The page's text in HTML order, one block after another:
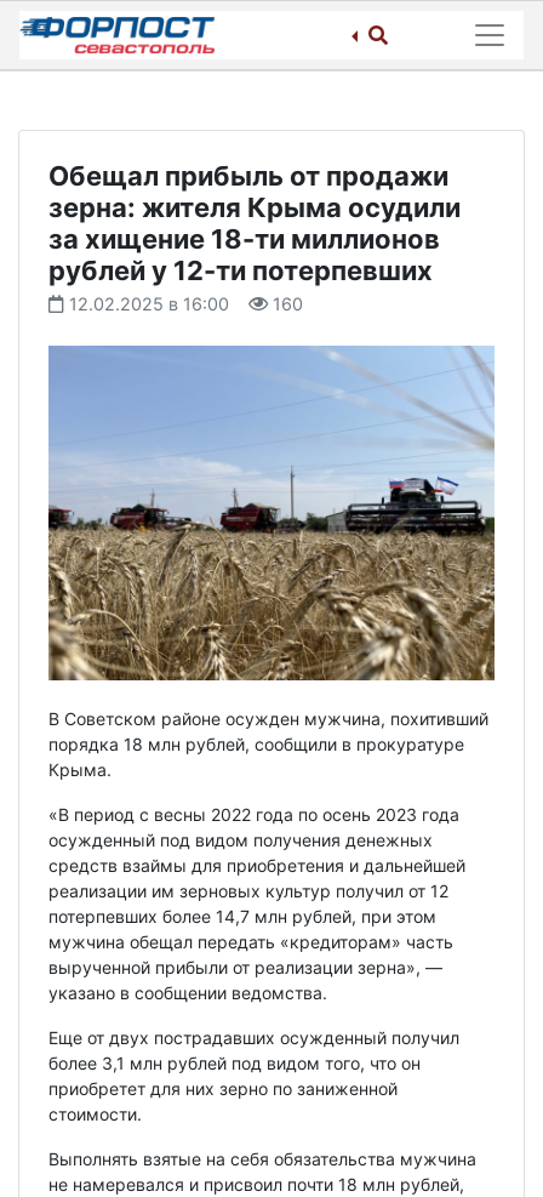
Skip
content
Обещал прибыль от продажи
зерна: жителя Крыма осудили
за хищение 18-ти миллионов
рублей у 12-ти потерпевших
12.02.2025 в 16:00 160
В Советском районе осужден мужчина, похитивший
порядка 18 млн рублей, сообщили в прокуратуре
Крыма.
«В период с весны 2022 года по осень 2023 года
осужденный под видом получения денежных
средств взаймы для приобретения и дальнейшей
реализации им зерновых культур получил от 12
потерпевших более 14,7 млн рублей, при этом
мужчина обещал передать «кредиторам» часть
вырученной прибыли от реализации зерна», —
указано в сообщении ведомства.
Еще от двух пострадавших осужденный получил
более 3,1 млн рублей под видом того, что он
приобретет для них зерно по заниженной
стоимости.
Выполнять взятые на себя обязательства мужчина
не намеревался и присвоил почти 18 млн рублей,